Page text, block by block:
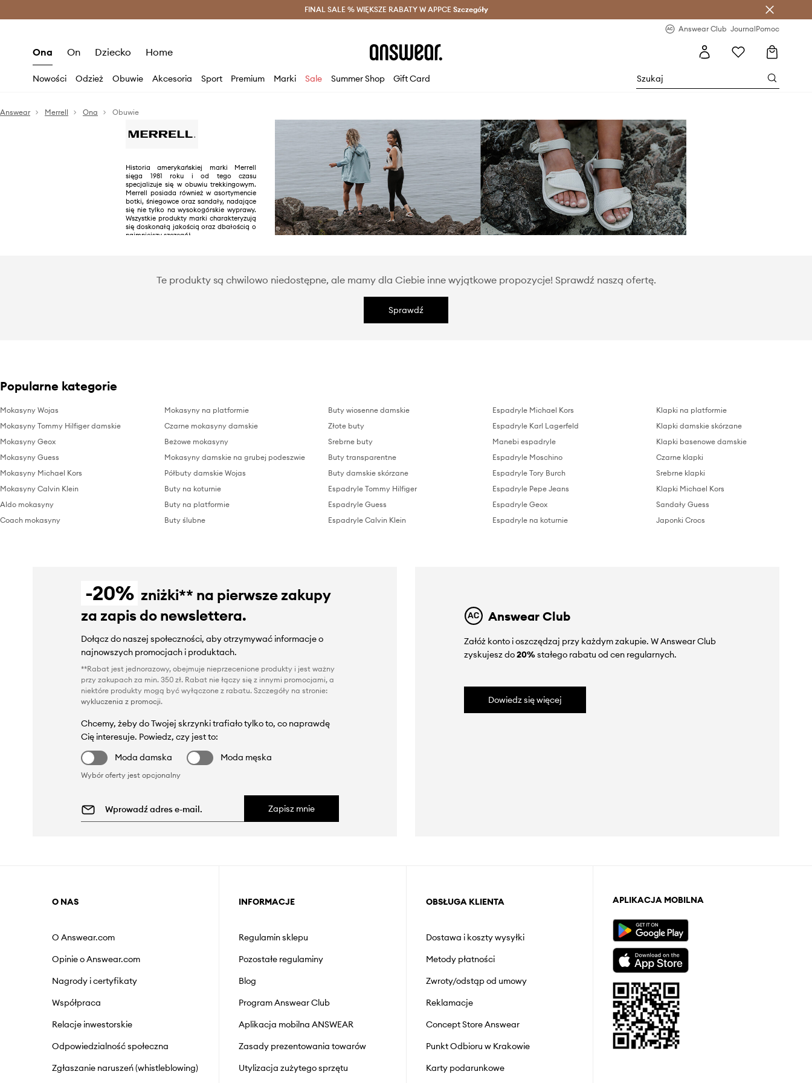
Oszczędzaj z Answear Club > Dostawa nawet w 24h >
FINAL SALE % WIĘKSZE RABATY W APPCE Szczegóły
Answear Club JournalPomoc
Ona On Dziecko Home
Nowości Odzież Obuwie Akcesoria Sport Premium Marki Sale Summer Shop Gift Card
Answear Merrell Ona Obuwie
Historia amerykańskiej marki Merrell
sięga 1981 roku i od tego czasu
specjalizuje się w obuwiu trekkingowym.
Merrell posiada również w asortymencie
botki, śniegowce oraz sandały, nadające
się nie tylko na wysokogórskie wyprawy.
Wszystkie produkty marki charakteryzują
się doskonałą jakością oraz dbałością o
najmniejszy szczegół.
Te produkty są chwilowo niedostępne, ale mamy dla Ciebie inne wyjątkowe propozycje! Sprawdź naszą ofertę.
Sprawdź
Popularne kategorie
Mokasyny Wojas
Mokasyny Tommy Hilfiger damskie
Mokasyny Geox
Mokasyny Guess
Mokasyny Michael Kors
Mokasyny Calvin Klein
Aldo mokasyny
Coach mokasyny
Mokasyny na platformie
Czarne mokasyny damskie
Beżowe mokasyny
Mokasyny damskie na grubej podeszwie
Półbuty damskie Wojas
Buty na koturnie
Buty na platformie
Buty ślubne
Buty wiosenne damskie
Złote buty
Srebrne buty
Buty transparentne
Buty damskie skórzane
Espadryle Tommy Hilfiger
Espadryle Guess
Espadryle Calvin Klein
Espadryle Michael Kors
Espadryle Karl Lagerfeld
Manebi espadryle
Espadryle Moschino
Espadryle Tory Burch
Espadryle Pepe Jeans
Espadryle Geox
Espadryle na koturnie
Klapki na platformie
Klapki damskie skórzane
Klapki basenowe damskie
Czarne klapki
Srebrne klapki
Klapki Michael Kors
Sandały Guess
Japonki Crocs
-20% zniżki** na pierwsze zakupy
za zapis do newslettera.
Dołącz do naszej społeczności, aby otrzymywać informacje o
najnowszych promocjach i produktach.
**Rabat jest jednorazowy, obejmuje nieprzecenione produkty i jest ważny
przy zakupach za min. 350 zł. Rabat nie łączy się z innymi promocjami, a
niektóre produkty mogą być wyłączone z rabatu. Szczegóły na stronie:
wykluczenia z promocji.
Chcemy, żeby do Twojej skrzynki trafiało tylko to, co naprawdę
Cię interesuje. Powiedz, czy jest to:
Moda damska
Moda męska
Wybór oferty jest opcjonalny
Zapisz mnie
Answear Club
Załóż konto i oszczędzaj przy każdym zakupie. W Answear Club
zyskujesz do20%stałego rabatu od cen regularnych.
Dowiedz się więcej
O NAS
O Answear.com
Opinie o Answear.com
Nagrody i certyfikaty
Współpraca
Relacje inwestorskie
Odpowiedzialność społeczna
Zgłaszanie naruszeń (whistleblowing)
INFORMACJE
Regulamin sklepu
Pozostałe regulaminy
Blog
Program Answear Club
Aplikacja mobilna ANSWEAR
Zasady prezentowania towarów
Utylizacja zużytego sprzętu
OBSŁUGA KLIENTA
Dostawa i koszty wysyłki
Metody płatności
Zwroty/odstąp od umowy
Reklamacje
Concept Store Answear
Punkt Odbioru w Krakowie
Karty podarunkowe
APLIKACJA MOBILNA